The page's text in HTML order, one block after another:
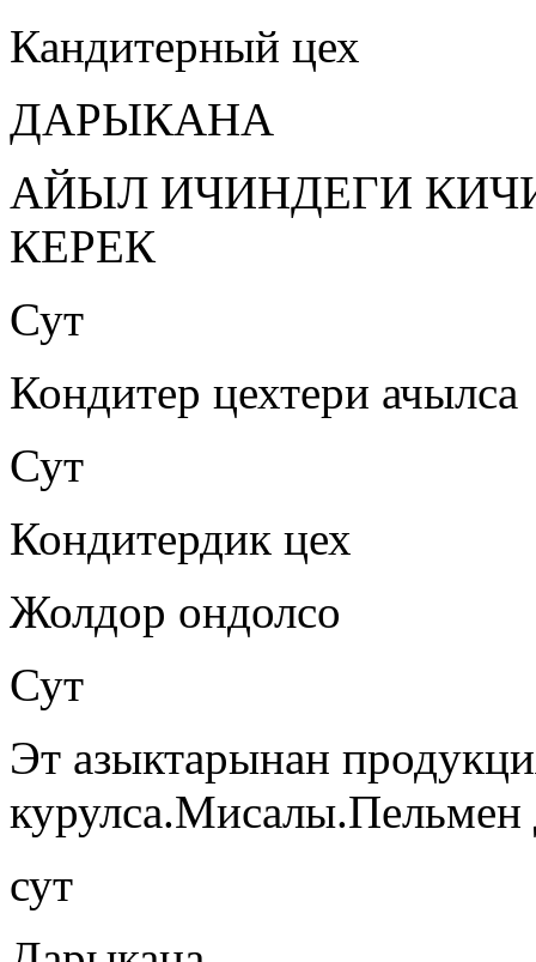
Кандитерный цех
ДАРЫКАНА
АЙЫЛ ИЧИНДЕГИ
КЕРЕК
Сут
Кондитер цехтери ачылса
Сут
Кондитердик цех
Жолдор ондолсо
Сут
Эт азыктарынан
курулса.Мисалы.Пельмен
сут